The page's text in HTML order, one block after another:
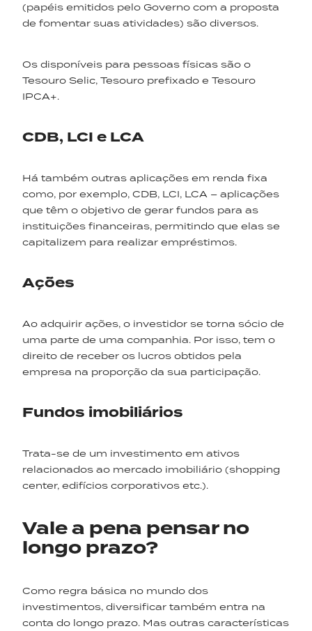
(papéis emitidos pelo Governo com a proposta
de fomentar suas atividades) são diversos.
Os disponíveis para pessoas físicas são o
Tesouro Selic, Tesouro prefixado e Tesouro
IPCA+.
CDB, LCI e LCA
Há também outras aplicações em renda fixa
como, por exemplo, CDB, LCI, LCA – aplicações
que têm o objetivo de gerar fundos para as
instituições financeiras, permitindo que elas se
capitalizem para realizar empréstimos.
Ações
Ao adquirir ações, o investidor se torna sócio de
uma parte de uma companhia. Por isso, tem o
direito de receber os lucros obtidos pela
empresa na proporção da sua participação.
Fundos imobiliários
Trata-se de um investimento em ativos
relacionados ao mercado imobiliário (shopping
center, edifícios corporativos etc.).
Vale a pena pensar no
longo prazo?
Como regra básica no mundo dos
investimentos, diversificar também entra na
conta do longo prazo. Mas outras características